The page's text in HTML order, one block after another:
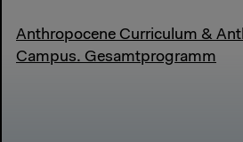
Anthropocene Curriculum &
Campus. Gesamtprogramm